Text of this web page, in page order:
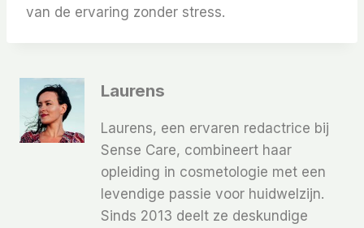
van de ervaring zonder stress.
Laurens
Laurens, een ervaren redactrice bij
Sense Care, combineert haar
opleiding in cosmetologie met een
levendige passie voor huidwelzijn.
Sinds 2013 deelt ze deskundige